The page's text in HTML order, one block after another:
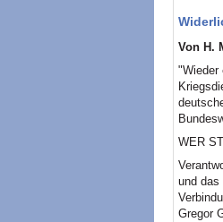
Von H.
"Wieder
WER
und das
Gregor